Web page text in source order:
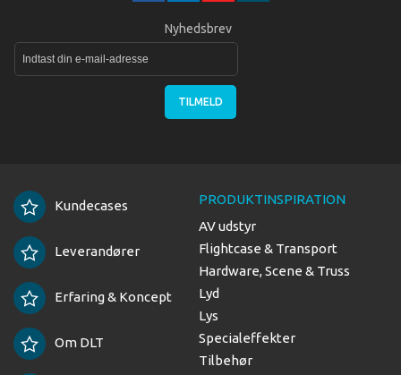
Nyhedsbrev
TILMELD
Kundecases
Leverandører
Erfaring & Koncept
Om DLT
PRODUKTINSPIRATION
AV udstyr
Flightcase & Transport
Hardware, Scene & Truss
Lyd
Lys
Specialeffekter
Tilbehør